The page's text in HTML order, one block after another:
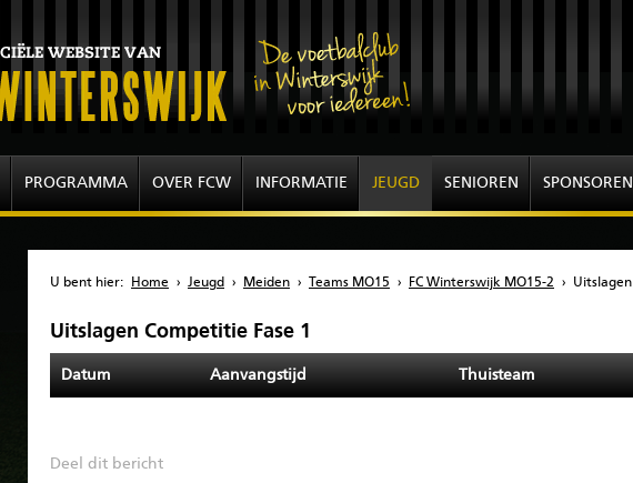
PROGRAMMA OVER FCW INFORMATIE JEUGD SENIOREN SPONSOREN
U bent hier: Home › Jeugd › Meiden › Teams MO15 › FC Winterswijk MO15-2 › Uitslagen
Uitslagen Competitie Fase 1
Datum Aanvangstijd Thuisteam
Deel dit bericht